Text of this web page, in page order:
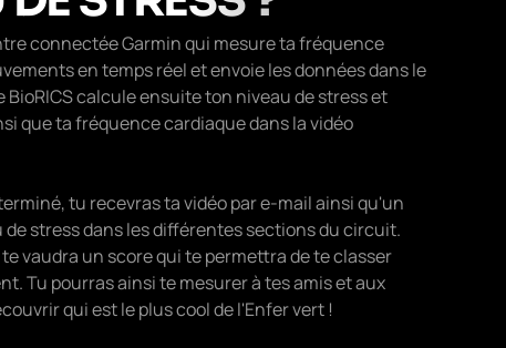
connectée Garmin qui mesure ta fréquence
en temps réel et envoie les données dans le
calcule ensuite ton niveau de stress et
que ta fréquence cardiaque dans la vidéo
tu recevras ta vidéo par e-mail ainsi qu'un
stress dans les différentes sections du circuit.
vaudra un score qui te permettra de te classer
Tu pourras ainsi te mesurer à tes amis et aux
qui est le plus cool de l'Enfer vert !